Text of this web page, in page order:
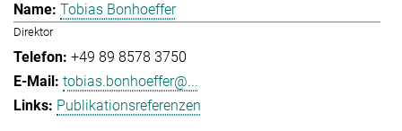
Tobias Bonhoeffer
Direktor
+49 89 8578 3750
tobias.bonhoeffer@...
Publikationsreferenzen